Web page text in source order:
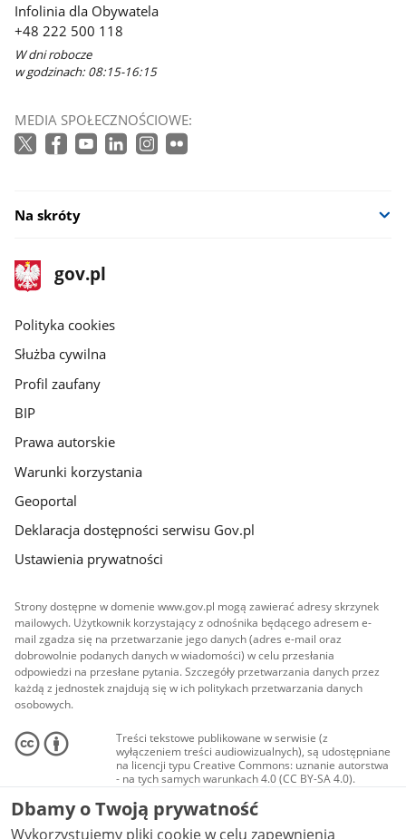
Infolinia dla Obywatela
+48 222 500 118
W dni robocze
w godzinach: 08:15-16:15
MEDIA SPOŁECZNOŚCIOWE:
Na skróty
stopka
gov.pl
Strona
gov.pl
gov.pl
Polityka cookies
Służba cywilna
Profil zaufany
BIP
Prawa autorskie
Warunki korzystania
Geoportal
Deklaracja dostępności serwisu Gov.pl
Ustawienia prywatności
Strony dostępne w domenie www.gov.pl mogą zawierać adresy skrzynek
mailowych. Użytkownik korzystający z odnośnika będącego adresem e-
mail zgadza się na przetwarzanie jego danych (adres e-mail oraz
dobrowolnie podanych danych w wiadomości) w celu przesłania
odpowiedzi na przesłane pytania. Szczegóły przetwarzania danych przez
każdą z jednostek znajdują się w ich politykach przetwarzania danych
osobowych.
Treści tekstowe publikowane w serwisie (z
wyłączeniem treści audiowizualnych), są udostępniane
na licencji typu Creative Commons: uznanie autorstwa
- na tych samych warunkach 4.0 (CC BY-SA 4.0).
Materiały audiowizualne, w tym zdjęcia, materiały
audio i wideo, są udostępniane na licencji typu
Creative Commons: uznanie autorstwa użycie
niekomercyjne - bez utworów zależnych 4.0 (CC BY-
Dbamy o Twoją prywatność
Wykorzystujemy pliki cookie w celu zapewnienia